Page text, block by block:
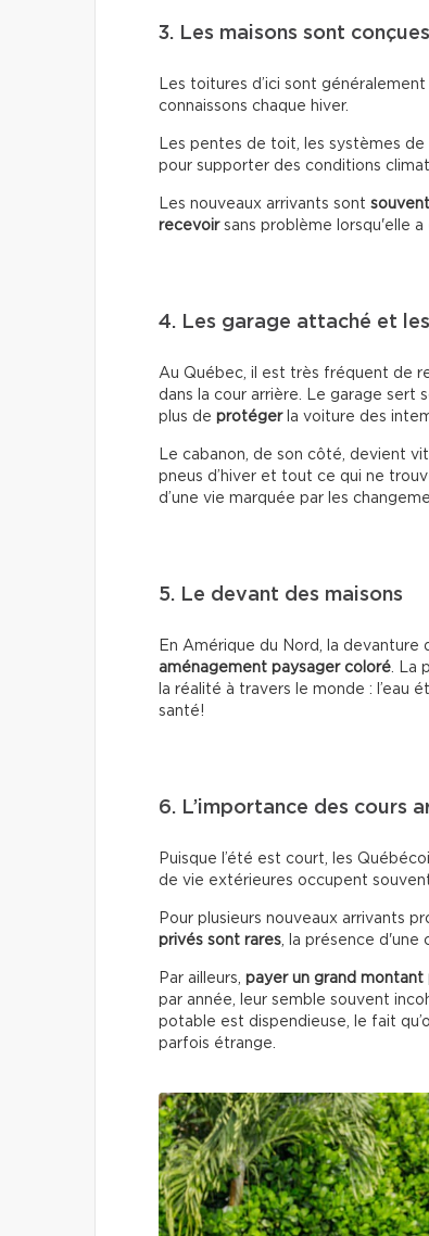
3. Les maisons sont
Les toitures d’ici sont
connaissons chaque hiver.
Les pentes de toit, les systèmes
pour supporter des conditions
Les nouveaux arrivants sont
recevoirsans problème lorsqu'elle
4. Les garage attaché et
Au Québec, il est très fréquent de
dans la cour arrière. Le garage sert
plus de protégerla voiture des
Le cabanon, de son côté, devient
pneus d’hiver et tout ce qui ne
d’une vie marquée par les
5. Le devant des maisons
En Amérique du Nord, la
aménagement paysager coloré. La
la réalité à travers le monde : l’eau
santé!
6. L’importance des cours
Puisque l’été est court, les
de vie extérieures occupent
Pour plusieurs nouveaux arrivants
privés sont rares, la présence d'une
Par ailleurs, payer un grand montant
par année, leur semble souvent
potable est dispendieuse, le fait
parfois étrange.